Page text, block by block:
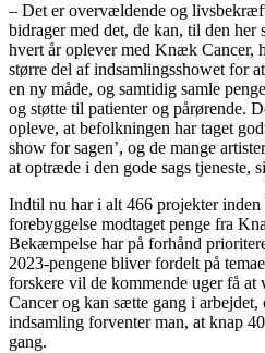
– Det er overvældende og
bidrager med det, de kan, til den
hvert år oplever med Knæk Cancer,
større del af indsamlingsshowet for
en ny måde, og samtidig samle
og støtte til patienter og pårørende.
opleve, at befolkningen har taget
show for sagen’, og de mange
at optræde i den gode sags tjeneste,
Indtil nu har i alt 466 projekter
forebyggelse modtaget penge fra
Bekæmpelse har på forhånd
2023-pengene bliver fordelt på
forskere vil de kommende uger få
Cancer og kan sætte gang i arbejdet,
indsamling forventer man, at knap
gang.